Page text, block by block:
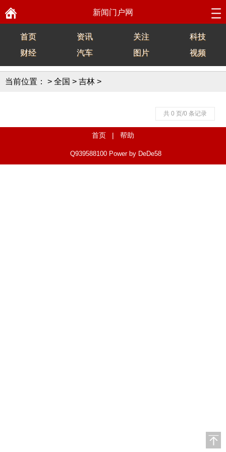
新闻门户网
首页 资讯 关注
科技
财经
汽车 图片 视频
当前位置： > 全国 > 吉林 >
共 0 页/0 条记录
首页 | 帮助
Q939588100 Power by DeDe58